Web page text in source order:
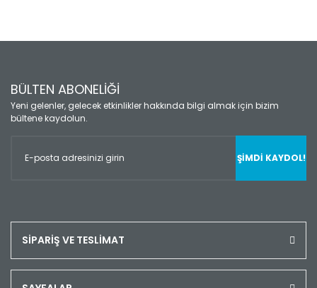
BÜLTEN ABONELİĞİ
Yeni gelenler, gelecek etkinlikler hakkında bilgi almak için bizim
bültene kaydolun.
ŞİMDİ KAYDOL!
SİPARİŞ VE TESLİMAT